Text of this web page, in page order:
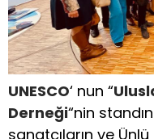
UNESCO‘ nun “
Derneği“nin
sanatçıların ve